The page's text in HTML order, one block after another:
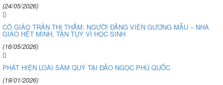
(24/05/2026)
CÔ GIÁO TRẦN THỊ THẮM: NGƯỜI ĐẢNG VIÊN GƯƠNG MẪU – NHÀ
GIÁO HẾT MÌNH, TẬN TỤY VÌ HỌC SINH
(16/05/2026)
PHÁT HIỆN LOÀI SÂM QUÝ TẠI ĐẢO NGỌC PHÚ QUỐC
(19/01/2026)